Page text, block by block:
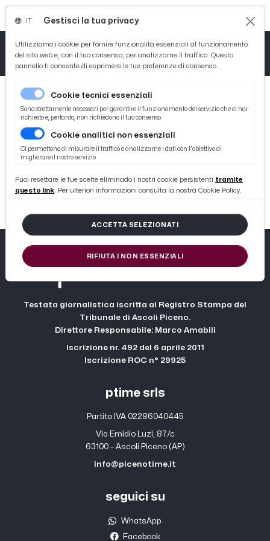
MISSING FILENAME
ERROR: #9TQNTY2T72MG2QIPDROVS35D2HA2UIWV
Testata giornalistica iscritta al Registro Stampa del
Tribunale di Ascoli Piceno.
Direttore Responsabile: Marco Amabili
Iscrizione nr. 492 del 6 aprile 2011
Iscrizione ROC n° 29925
ptime srls
Partita IVA 02286040445
Via Emidio Luzi, 87/c
63100 – Ascoli Piceno (AP)
info@picenotime.it
seguici su
WhatsApp
Facebook
Gestisci la tua privacy
Utilizziamo i cookie per fornire funzionalità essenziali al funzionamento
del sito web e, con il tuo consenso, per analizzarne il traffico. Questo
pannello ti consente di esprimere le tue preferenze di consenso.
Cookie tecnici essenziali
Sono strettamente necessari per garantire il funzionamento del servizio che ci hai
richiesto e, pertanto, non richiedono il tuo consenso.
Cookie analitici non essenziali
Ci permettono di misurare il traffico e analizzarne i dati con l'obiettivo di
migliorare il nostro servizio.
Puoi resettare le tue scelte eliminado i nostri cookie persistenti tramite
questo link. Per ulteriori informazioni consulta la nostra Cookie Policy.
ACCETTA SELEZIONATI
RIFIUTA I NON ESSENZIALI
Tutto News
Tutto Sport
Basket
Ciclismo
Tutto Curiosità